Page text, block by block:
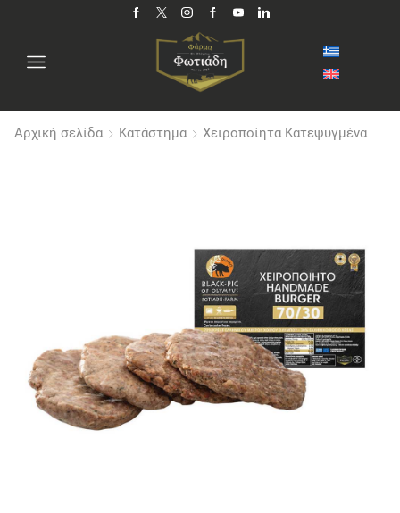
Αρχική σελίδα Κατάστημα Χειροποίητα Κατεψυγμένα